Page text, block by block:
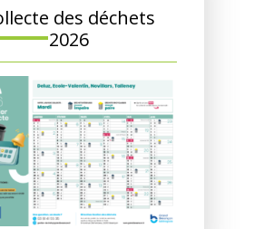
des déchets
2026